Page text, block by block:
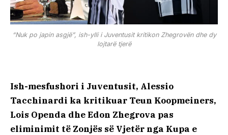
“Nuk po japin asgjë”, ish-ylli i Juventusit kritikon Zhegrovën dhe dy
lojtarë tjerë
Ish-mesfushori i Juventusit, Alessio
Tacchinardi ka kritikuar Teun Koopmeiners,
Lois Openda dhe Edon Zhegrova pas
eliminimit të Zonjës së Vjetër nga Kupa e